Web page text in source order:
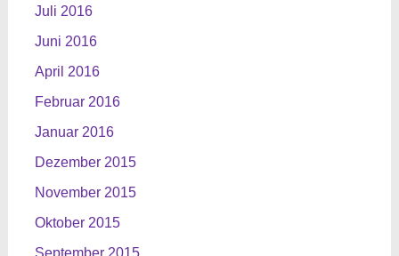
Juli 2016
Juni 2016
April 2016
Februar 2016
Januar 2016
Dezember 2015
November 2015
Oktober 2015
September 2015